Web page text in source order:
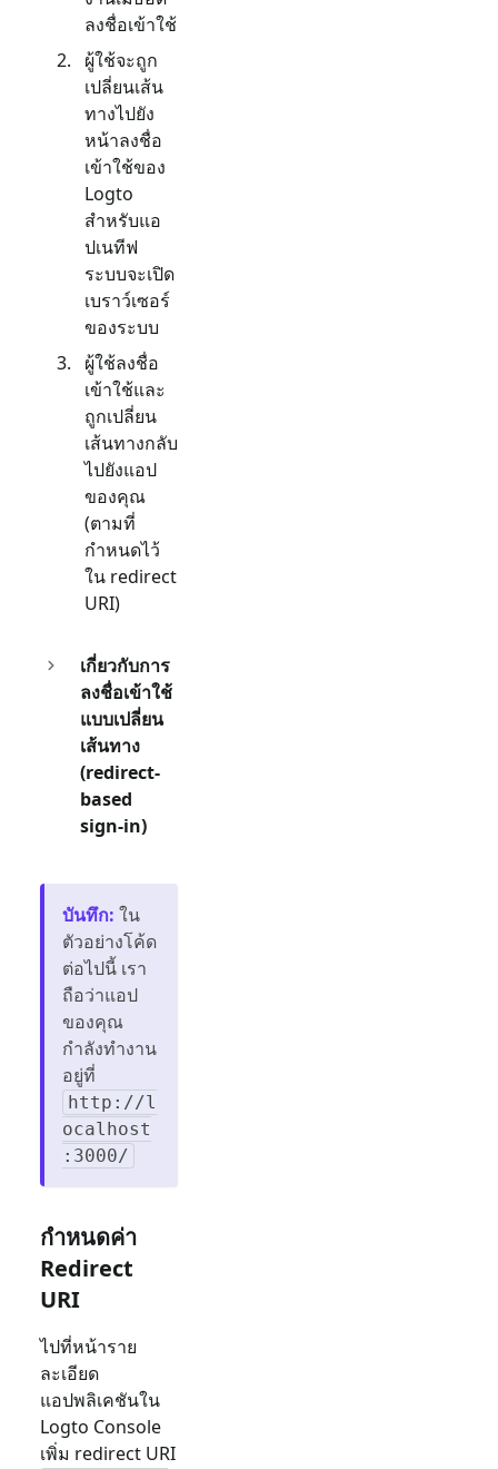
ลงชื่อเข้าใช้
ผู้ใช้จะถูก
เปลี่ยนเส้น
ทางไปยัง
หน้าลงชื่อ
เข้าใช้ของ
Logto
สำหรับแอ
ปเนทีฟ
ระบบจะเปิด
เบราว์เซอร์
ของระบบ
ผู้ใช้ลงชื่อ
เข้าใช้และ
ถูกเปลี่ยน
เส้นทางกลับ
ไปยังแอป
ของคุณ
(ตามที่
กำหนดไว้
ใน redirect
URI)
เกี่ยวกับการ
ลงชื่อเข้าใช้
แบบเปลี่ยน
เส้นทาง
(redirect-
based
sign-in)
บันทึก: ใน
ตัวอย่างโค้ด
ต่อไปนี้ เรา
ถือว่าแอป
ของคุณ
กำลังทำงาน
อยู่ที่
http://l
ocalhost
:3000/
กำหนดค่า
Redirect
URI
ไปที่หน้าราย
ละเอียด
แอปพลิเคชันใน
Logto Console
เพิ่ม redirect URI